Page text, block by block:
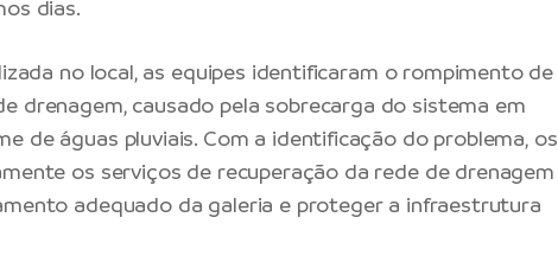
dias.
no local, as equipes identificaram o rompimento de
drenagem, causado pela sobrecarga do sistema em
de águas pluviais. Com a identificação do problema, os
os serviços de recuperação da rede de drenagem
adequado da galeria e proteger a infraestrutura